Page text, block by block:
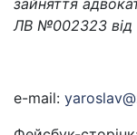
ЛВ №002323 від
e-mail: